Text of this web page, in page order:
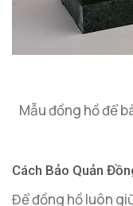
Mẫu đồng hồ để
Cách Bảo Quản
Để đồng hồ luôn